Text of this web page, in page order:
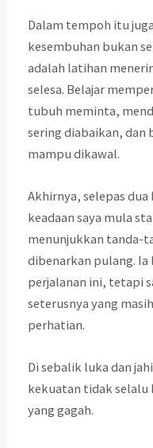
Dalam tempoh itu
kesembuhan bukan
adalah latihan
selesa. Belajar
tubuh meminta,
sering diabaikan, dan
mampu dikawal.
Akhirnya, selepas
keadaan saya mula
menunjukkan tanda-
dibenarkan pulang.
perjalanan ini, tetapi
seterusnya yang
perhatian.
Di sebalik luka dan
kekuatan tidak selalu
yang gagah.